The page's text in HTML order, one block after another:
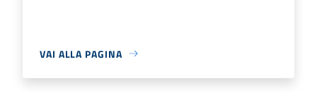
VAI ALLA PAGINA